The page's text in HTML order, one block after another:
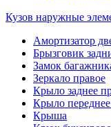
Кузов наружные
Амортизатор
Брызговик
Замок
Зеркало правое
Крыло заднее
Крыло переднее
Крыша